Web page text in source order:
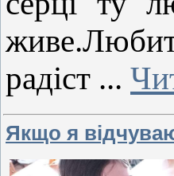
радіст ...
Якщо я